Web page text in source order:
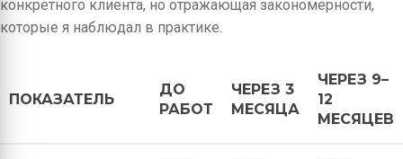
конкретного клиента, но отражающая закономерности,
которые я наблюдал в практике.
ПОКАЗАТЕЛЬ
ДО
РАБОТ
ЧЕРЕЗ 3
МЕСЯЦА
ЧЕРЕЗ 9–
12
МЕСЯЦЕВ